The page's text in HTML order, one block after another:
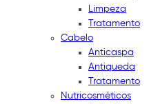
Limpeza
Tratamento
Cabelo
Anticaspa
Antiqueda
Tratamento
Nutricosméticos